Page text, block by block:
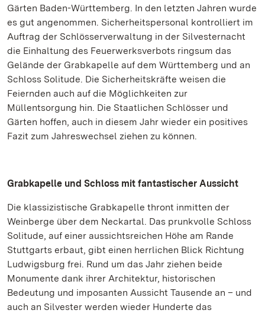
Gärten Baden-Württemberg. In den letzten Jahren wurde
es gut angenommen. Sicherheitspersonal kontrolliert im
Auftrag der Schlösserverwaltung in der Silvesternacht
die Einhaltung des Feuerwerksverbots ringsum das
Gelände der Grabkapelle auf dem Württemberg und an
Schloss Solitude. Die Sicherheitskräfte weisen die
Feiernden auch auf die Möglichkeiten zur
Müllentsorgung hin. Die Staatlichen Schlösser und
Gärten hoffen, auch in diesem Jahr wieder ein positives
Fazit zum Jahreswechsel ziehen zu können.
Grabkapelle und Schloss mit fantastischer Aussicht
Die klassizistische Grabkapelle thront inmitten der
Weinberge über dem Neckartal. Das prunkvolle Schloss
Solitude, auf einer aussichtsreichen Höhe am Rande
Stuttgarts erbaut, gibt einen herrlichen Blick Richtung
Ludwigsburg frei. Rund um das Jahr ziehen beide
Monumente dank ihrer Architektur, historischen
Bedeutung und imposanten Aussicht Tausende an – und
auch an Silvester werden wieder Hunderte das